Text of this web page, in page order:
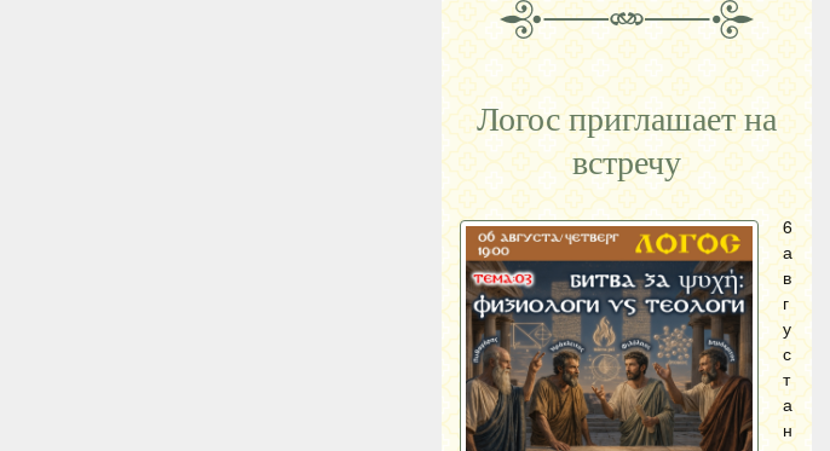
Логос приглашает на
встречу
6
а
в
г
у
с
т
а
н